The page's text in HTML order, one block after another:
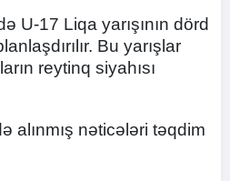
U-17 Liqa yarışının dörd
Bu yarışlar
reytinq siyahısı
alınmış nəticələri təqdim